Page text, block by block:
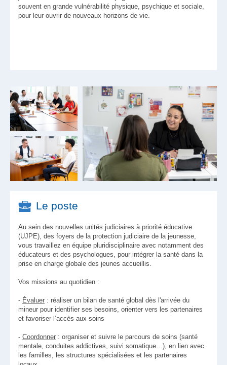
souvent en grande vulnérabilité physique, psychique et sociale,
pour leur ouvrir de nouveaux horizons de vie.
Le poste
Au sein des nouvelles unités judiciaires à priorité éducative
(UJPE), des foyers de la protection judiciaire de la jeunesse,
vous travaillez en équipe pluridisciplinaire avec notamment des
éducateurs et des psychologues, pour intégrer la santé dans la
prise en charge globale des jeunes accueillis.
Vos missions au quotidien :
- Évaluer : réaliser un bilan de santé global dès l'arrivée du
mineur pour identifier ses besoins, orienter vers les partenaires
et favoriser l’accès aux soins
- Coordonner : organiser et suivre le parcours de soins (santé
mentale, conduites addictives, suivi somatique…), en lien avec
les familles, les structures spécialisées et les partenaires